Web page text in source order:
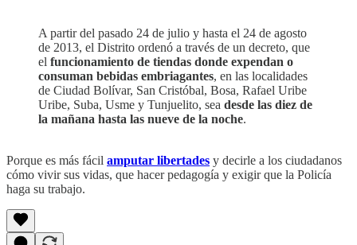
A partir del pasado 24 de julio y hasta el 24 de agosto
de 2013, el Distrito ordenó a través de un decreto, que
el funcionamiento de tiendas donde expendan o
consuman bebidas embriagantes, en las localidades
de Ciudad Bolívar, San Cristóbal, Bosa, Rafael Uribe
Uribe, Suba, Usme y Tunjuelito, sea desde las diez de
la mañana hasta las nueve de la noche.
Porque es más fácil amputar libertades y decirle a los ciudadanos
cómo vivir sus vidas, que hacer pedagogía y exigir que la Policía
haga su trabajo.